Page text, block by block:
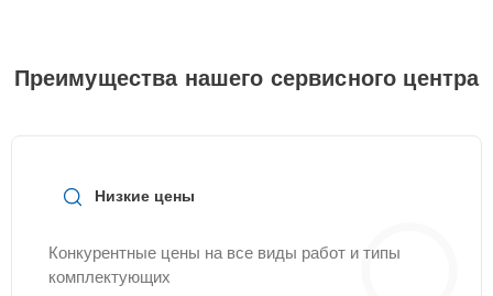
Преимущества нашего сервисного центра
Низкие цены
Конкурентные цены на все виды работ и типы
комплектующих